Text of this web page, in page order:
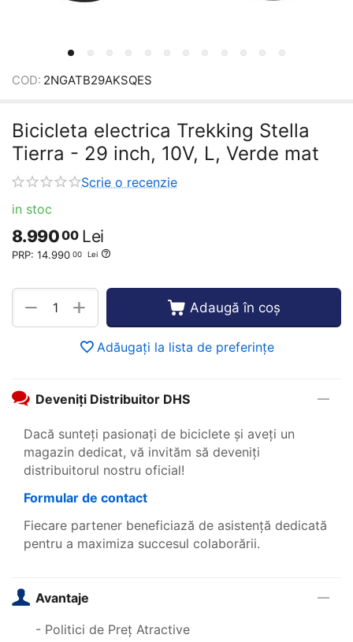
COD: 2NGATB29AKSQES
Bicicleta electrica Trekking Stella
Tierra - 29 inch, 10V, L, Verde mat
Scrie o recenzie
in stoc
8.99000 Lei
PRP: 14.990 00 Lei
+
− Adaugă în coș
Adăugați la lista de preferințe
Deveniți Distribuitor DHS
Dacă sunteți pasionați de biciclete și aveți un
magazin dedicat, vă invităm să deveniți
distribuitorul nostru oficial!
Formular de contact
Fiecare partener beneficiază de asistență dedicată
pentru a maximiza succesul colaborării.
Avantaje
- Politici de Preț Atractive